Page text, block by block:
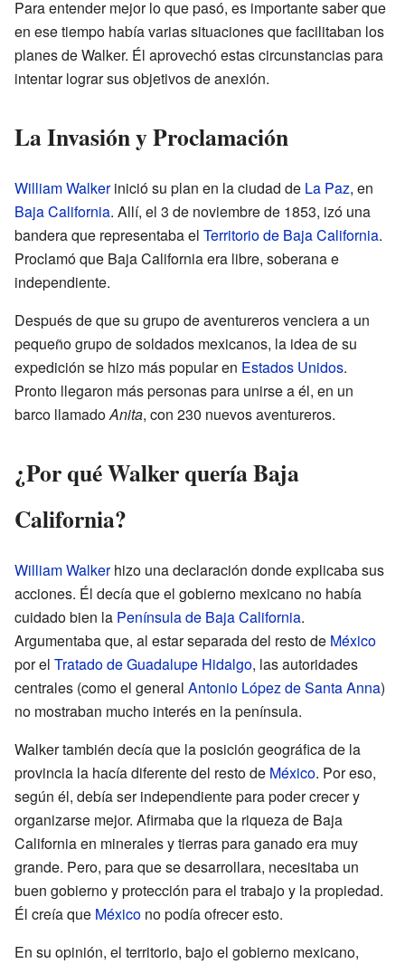
Para entender mejor lo que pasó, es importante saber que
en ese tiempo había varias situaciones que facilitaban los
planes de Walker. Él aprovechó estas circunstancias para
intentar lograr sus objetivos de anexión.
La Invasión y Proclamación
William Walkerinició su plan en la ciudad de La Paz, en
Baja California. Allí, el 3 de noviembre de 1853, izó una
bandera que representaba el Territorio de Baja California.
Proclamó que Baja California era libre, soberana e
independiente.
Después de que su grupo de aventureros venciera a un
pequeño grupo de soldados mexicanos, la idea de su
expedición se hizo más popular en Estados Unidos.
Pronto llegaron más personas para unirse a él, en un
barco llamadoAnita, con 230 nuevos aventureros.
¿Por qué Walker quería Baja
California?
William Walkerhizo una declaración donde explicaba sus
acciones. Él decía que el gobierno mexicano no había
cuidado bien la Península de Baja California.
Argumentaba que, al estar separada del resto de México
por el Tratado de Guadalupe Hidalgo, las autoridades
centrales (como el general Antonio López de Santa Anna)
no mostraban mucho interés en la península.
Walker también decía que la posición geográfica de la
provincia la hacía diferente del resto de México. Por eso,
según él, debía ser independiente para poder crecer y
organizarse mejor. Afirmaba que la riqueza de Baja
California en minerales y tierras para ganado era muy
grande. Pero, para que se desarrollara, necesitaba un
buen gobierno y protección para el trabajo y la propiedad.
Él creía que México no podía ofrecer esto.
En su opinión, el territorio, bajo el gobierno mexicano,